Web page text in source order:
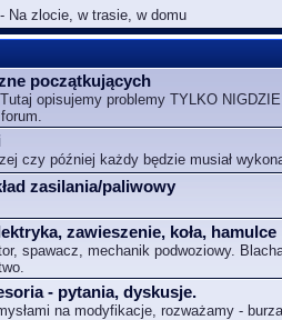
Na zlocie, w trasie, w domu
początkujących
opisujemy problemy TYLKO NIGDZIE
czy później każdy będzie musiał
zasilania/paliwowy
zawieszenie, koła, hamulce
spawacz, mechanik podwoziowy.
- pytania, dyskusje.
na modyfikacje, rozważamy -